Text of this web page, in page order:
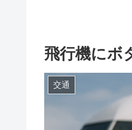
飛行機にボ
交通